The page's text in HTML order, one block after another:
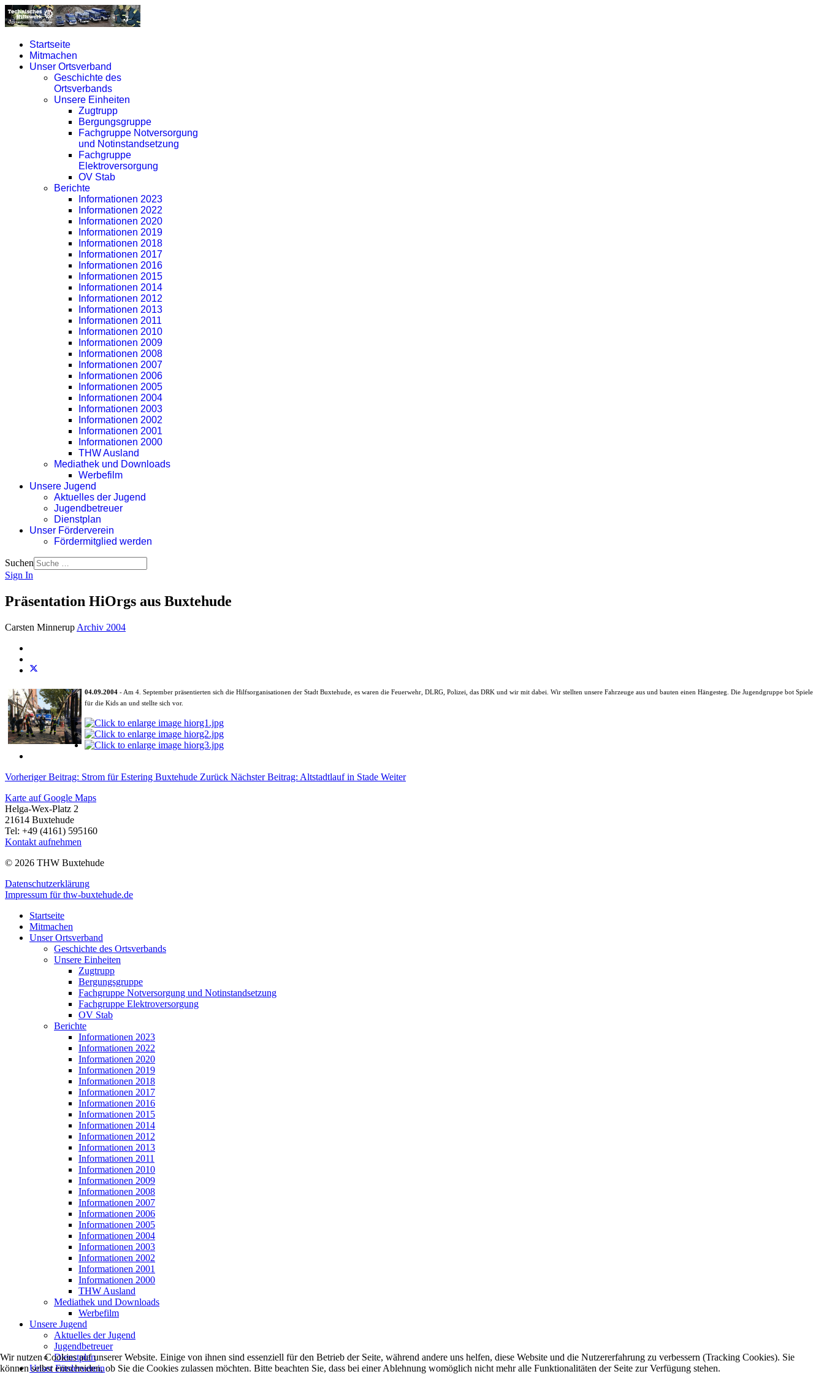
Startseite
Mitmachen
Unser Ortsverband
Geschichte des
Ortsverbands
Unsere Einheiten
Zugtrupp
Bergungsgruppe
Fachgruppe Notversorgung
und Notinstandsetzung
Fachgruppe
Elektroversorgung
OV Stab
Berichte
Informationen 2023
Informationen 2022
Informationen 2020
Informationen 2019
Informationen 2018
Informationen 2017
Informationen 2016
Informationen 2015
Informationen 2014
Informationen 2012
Informationen 2013
Informationen 2011
Informationen 2010
Informationen 2009
Informationen 2008
Informationen 2007
Informationen 2006
Informationen 2005
Informationen 2004
Informationen 2003
Informationen 2002
Informationen 2001
Informationen 2000
THW Ausland
Mediathek und Downloads
Werbefilm
Unsere Jugend
Aktuelles der Jugend
Jugendbetreuer
Dienstplan
Unser Förderverein
Fördermitglied werden
Suchen
Sign In
Präsentation HiOrgs aus Buxtehude
Carsten Minnerup Archiv 2004
04.09.2004 - Am 4. September präsentierten sich die Hilfsorganisationen der Stadt Buxtehude, es waren die Feuerwehr, DLRG, Polizei, das DRK und wir mit dabei. Wir stellten unsere Fahrzeuge aus und bauten einen Hängesteg. Die Jugendgruppe bot Spiele
für die Kids an und stellte sich vor.
Vorheriger Beitrag: Strom für Estering Buxtehude Zurück Nächster Beitrag: Altstadtlauf in Stade Weiter
Karte auf Google Maps
Helga-Wex-Platz 2
21614 Buxtehude
Tel: +49 (4161) 595160
Kontakt aufnehmen
© 2026 THW Buxtehude
Datenschutzerklärung
Impressum für thw-buxtehude.de
Startseite
Mitmachen
Unser Ortsverband
Geschichte des Ortsverbands
Unsere Einheiten
Zugtrupp
Bergungsgruppe
Fachgruppe Notversorgung und Notinstandsetzung
Fachgruppe Elektroversorgung
OV Stab
Berichte
Informationen 2023
Informationen 2022
Informationen 2020
Informationen 2019
Informationen 2018
Informationen 2017
Informationen 2016
Informationen 2015
Informationen 2014
Informationen 2012
Informationen 2013
Informationen 2011
Informationen 2010
Informationen 2009
Informationen 2008
Informationen 2007
Informationen 2006
Informationen 2005
Informationen 2004
Informationen 2003
Informationen 2002
Informationen 2001
Informationen 2000
THW Ausland
Mediathek und Downloads
Werbefilm
Unsere Jugend
Aktuelles der Jugend
Jugendbetreuer
Dienstplan
Unser Förderverein
Wir nutzen Cookies auf unserer Website. Einige von ihnen sind essenziell für den Betrieb der Seite, während andere uns helfen, diese Website und die Nutzererfahrung zu verbessern (Tracking Cookies). Sie
können selbst entscheiden, ob Sie die Cookies zulassen möchten. Bitte beachten Sie, dass bei einer Ablehnung womöglich nicht mehr alle Funktionalitäten der Seite zur Verfügung stehen.